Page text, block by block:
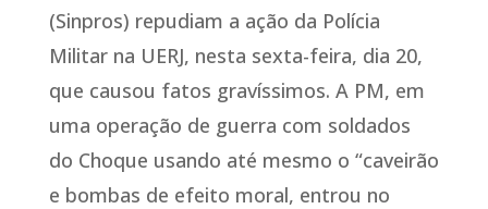
(Sinpros) repudiam a ação da Polícia
Militar na UERJ, nesta sexta-feira, dia 20,
que causou fatos gravíssimos. A PM, em
uma operação de guerra com soldados
do Choque usando até mesmo o “caveirão
e bombas de efeito moral, entrou no